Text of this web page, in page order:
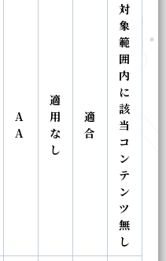
A
A
適
用
な
し
適
合
対
象
範
囲
内
に
該
当
コ
ン
テ
ン
ツ
無
し